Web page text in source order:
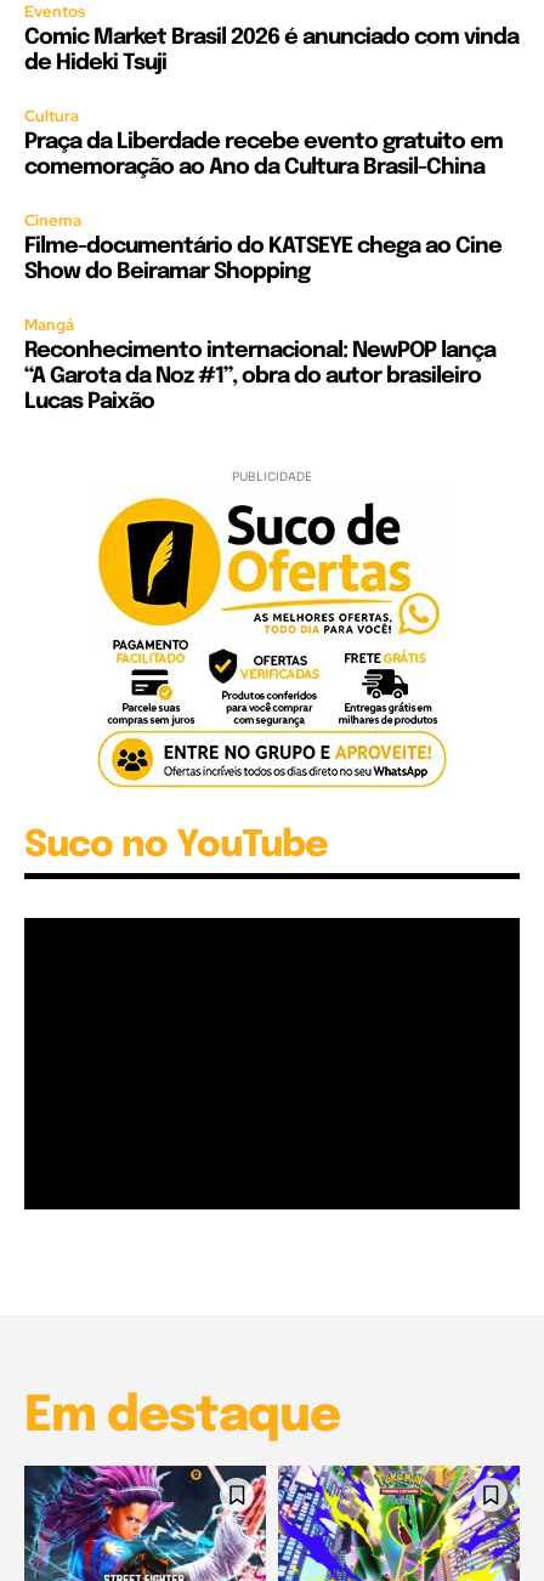
Eventos
Comic Market Brasil 2026 é anunciado com vinda
de Hideki Tsuji
Cultura
Praça da Liberdade recebe evento gratuito em
comemoração ao Ano da Cultura Brasil-China
Cinema
Filme-documentário do KATSEYE chega ao Cine
Show do Beiramar Shopping
Mangá
Reconhecimento internacional: NewPOP lança
“A Garota da Noz #1”, obra do autor brasileiro
Lucas Paixão
PUBLICIDADE
Suco no YouTube
Em destaque